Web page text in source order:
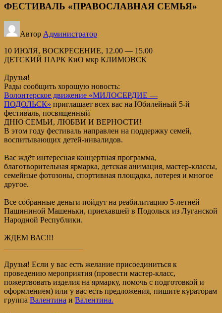
ФЕСТИВАЛЬ «ПРАВОСЛАВНАЯ СЕМЬЯ»
Автор Администратор
10 ИЮЛЯ, ВОСКРЕСЕНИЕ, 12.00 — 15.00
ДЕТСКИЙ ПАРК КиО мкр КЛИМОВСК
Друзья!
Рады сообщить хорошую новость:
Волонтерское движение «МИЛОСЕРДИЕ —
ПОДОЛЬСК» приглашает всех вас на Юбилейный 5-й
фестиваль, посвященный
ДНЮ СЕМЬИ, ЛЮБВИ И ВЕРНОСТИ!
В этом году фестиваль направлен на поддержку семей,
воспитывающих детей-инвалидов.
Вас ждёт интересная концертная программа,
благотворительная ярмарка, детская анимация, мастер-классы,
семейные фотозоны, спортивная площадка, лотерея и многое
другое.
Все собранные деньги пойдут на реабилитацию 5-летней
Пашининой Машеньки, приехавшей в Подольск из Луганской
Народной Республики.
ЖДЕМ ВАС!!!
Друзья! Если у вас есть желание присоединиться к
проведению мероприятия (провести мастер-класс,
пожертвовать изделия на ярмарку, помочь с подготовкой и
оформлением) или у вас есть предложения, пишите кураторам
группа Валентина и Валентина.